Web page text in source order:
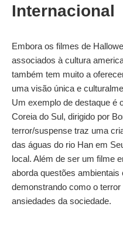
Internacional
Embora os filmes de
associados à cultura
também tem muito a
uma visão única e
Um exemplo de destaque é
Coreia do Sul, dirigido por
terror/suspense traz uma
das águas do rio Han em
local. Além de ser um filme
aborda questões
demonstrando como o
ansiedades da sociedade.